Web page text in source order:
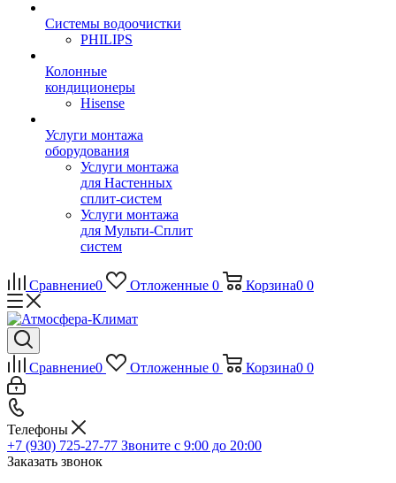
Системы водоочистки
PHILIPS
Колонные
кондиционеры
Hisense
Услуги монтажа
оборудования
Услуги монтажа
для Настенных
сплит-систем
Услуги монтажа
для Мульти-Сплит
систем
Сравнение0 Отложенные 0 Корзина0 0
Сравнение0 Отложенные 0 Корзина0 0
Телефоны
+7 (930) 725-27-77 Звоните с 9:00 до 20:00
Заказать звонок